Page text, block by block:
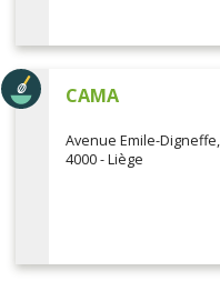
CAMA
Avenue Emile-
4000 - Liège